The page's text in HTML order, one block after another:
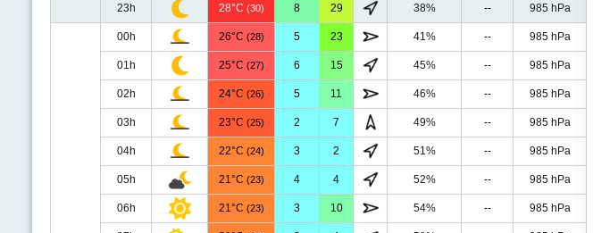
23h 28°C (30) 8 29 38% -- 985 hPa
00h 26°C (28) 5 23 41% -- 985 hPa
01h 25°C (27) 6 15 45% -- 985 hPa
02h 24°C (26) 5 11 46% -- 985 hPa
03h 23°C (25) 2 7 49% -- 985 hPa
04h 22°C (24) 3 2 51% -- 985 hPa
05h 21°C (23) 4 4 52% -- 985 hPa
06h 21°C (23) 3 10 54% -- 985 hPa